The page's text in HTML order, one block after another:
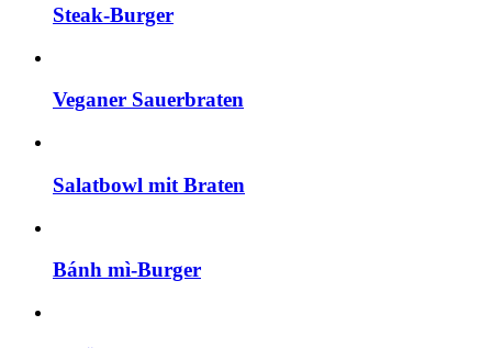
Steak-Burger
Veganer Sauerbraten
Salatbowl mit Braten
Bánh mì-Burger